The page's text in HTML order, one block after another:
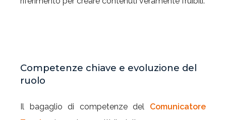
Competenze chiave e evoluzione del
ruolo
Il bagaglio di competenze del Comunicatore